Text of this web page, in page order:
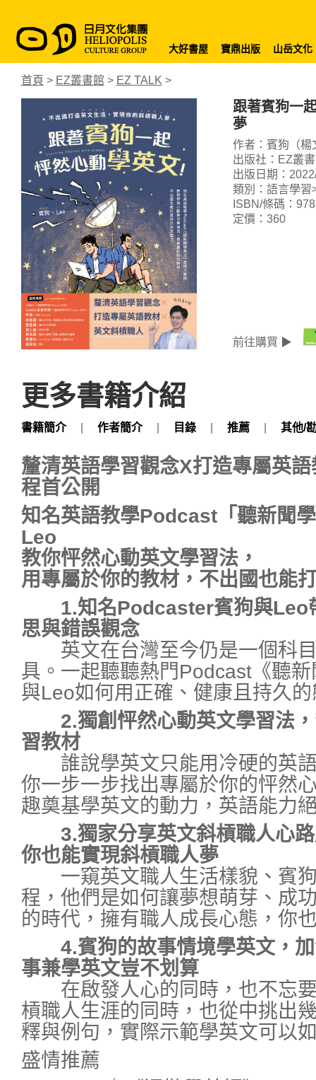
大好書屋 寶鼎出版 山岳文化
首頁 > EZ叢書館 > EZ TALK >
跟著賓狗一
夢
作者：賓狗（楊
出版社：EZ叢
出版日期：
類別：語言學習
ISBN/條碼：
定價：360
前往購買 ▶
更多書籍介紹
書籍簡介 作者簡介 目錄 推薦 其他/
釐清英語學習觀念X打造專屬英
程首公開
知名英語教學Podcast「聽新聞
Leo
教你怦然心動英文學習法，
用專屬於你的教材，不出國也能
1.知名Podcaster賓狗與Leo
思與錯誤觀念
英文在台灣至今仍是一個科目
具。一起聽聽熱門Podcast《聽
與Leo如何用正確、健康且持久
2.獨創怦然心動英文學習法
習教材
誰說學英文只能用冷硬的英語
你一步一步找出專屬於你的怦然
趣奠基學英文的動力，英語能力
3.獨家分享英文斜槓職人心
你也能實現斜槓職人夢
一窺英文職人生活樣貌、賓狗
程，他們是如何讓夢想萌芽、成
的時代，擁有職人成長心態，你
4.賓狗的故事情境學英文，
事兼學英文豈不划算
在啟發人心的同時，也不忘要
槓職人生涯的同時，也從中挑出
釋與例句，實際示範學英文可以
盛情推薦